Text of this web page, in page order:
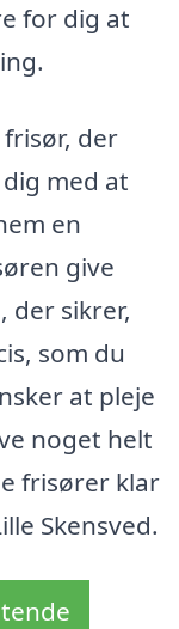
for dig at
der
med at
en
give
der sikrer,
som du
at pleje
noget helt
frisører klar
Skensved.